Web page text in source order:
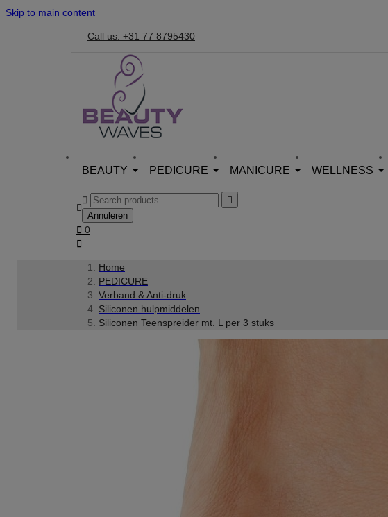
Skip to main content
Call us: +31 77 8795430
BEAUTY PEDICURE MANICURE WELLNESS



Annuleren
 0

Home
PEDICURE
Verband & Anti-druk
Siliconen hulpmiddelen
Siliconen Teenspreider mt. L per 3 stuks